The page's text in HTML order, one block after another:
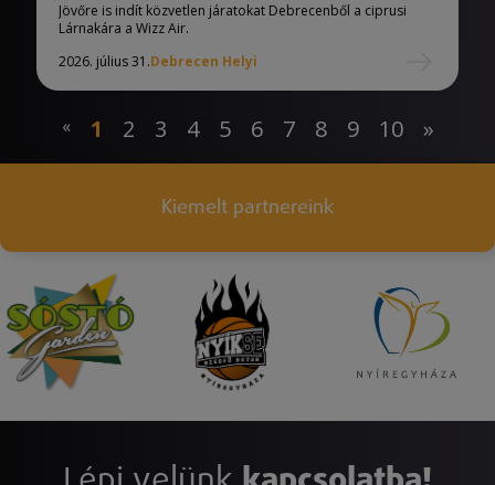
Jövőre is indít közvetlen járatokat Debrecenből a ciprusi
Lárnakára a Wizz Air.
2026. július 31.Debrecen Helyi
« 1 2 3 4 5 6 7 8 9 10 »
Kiemelt partnereink